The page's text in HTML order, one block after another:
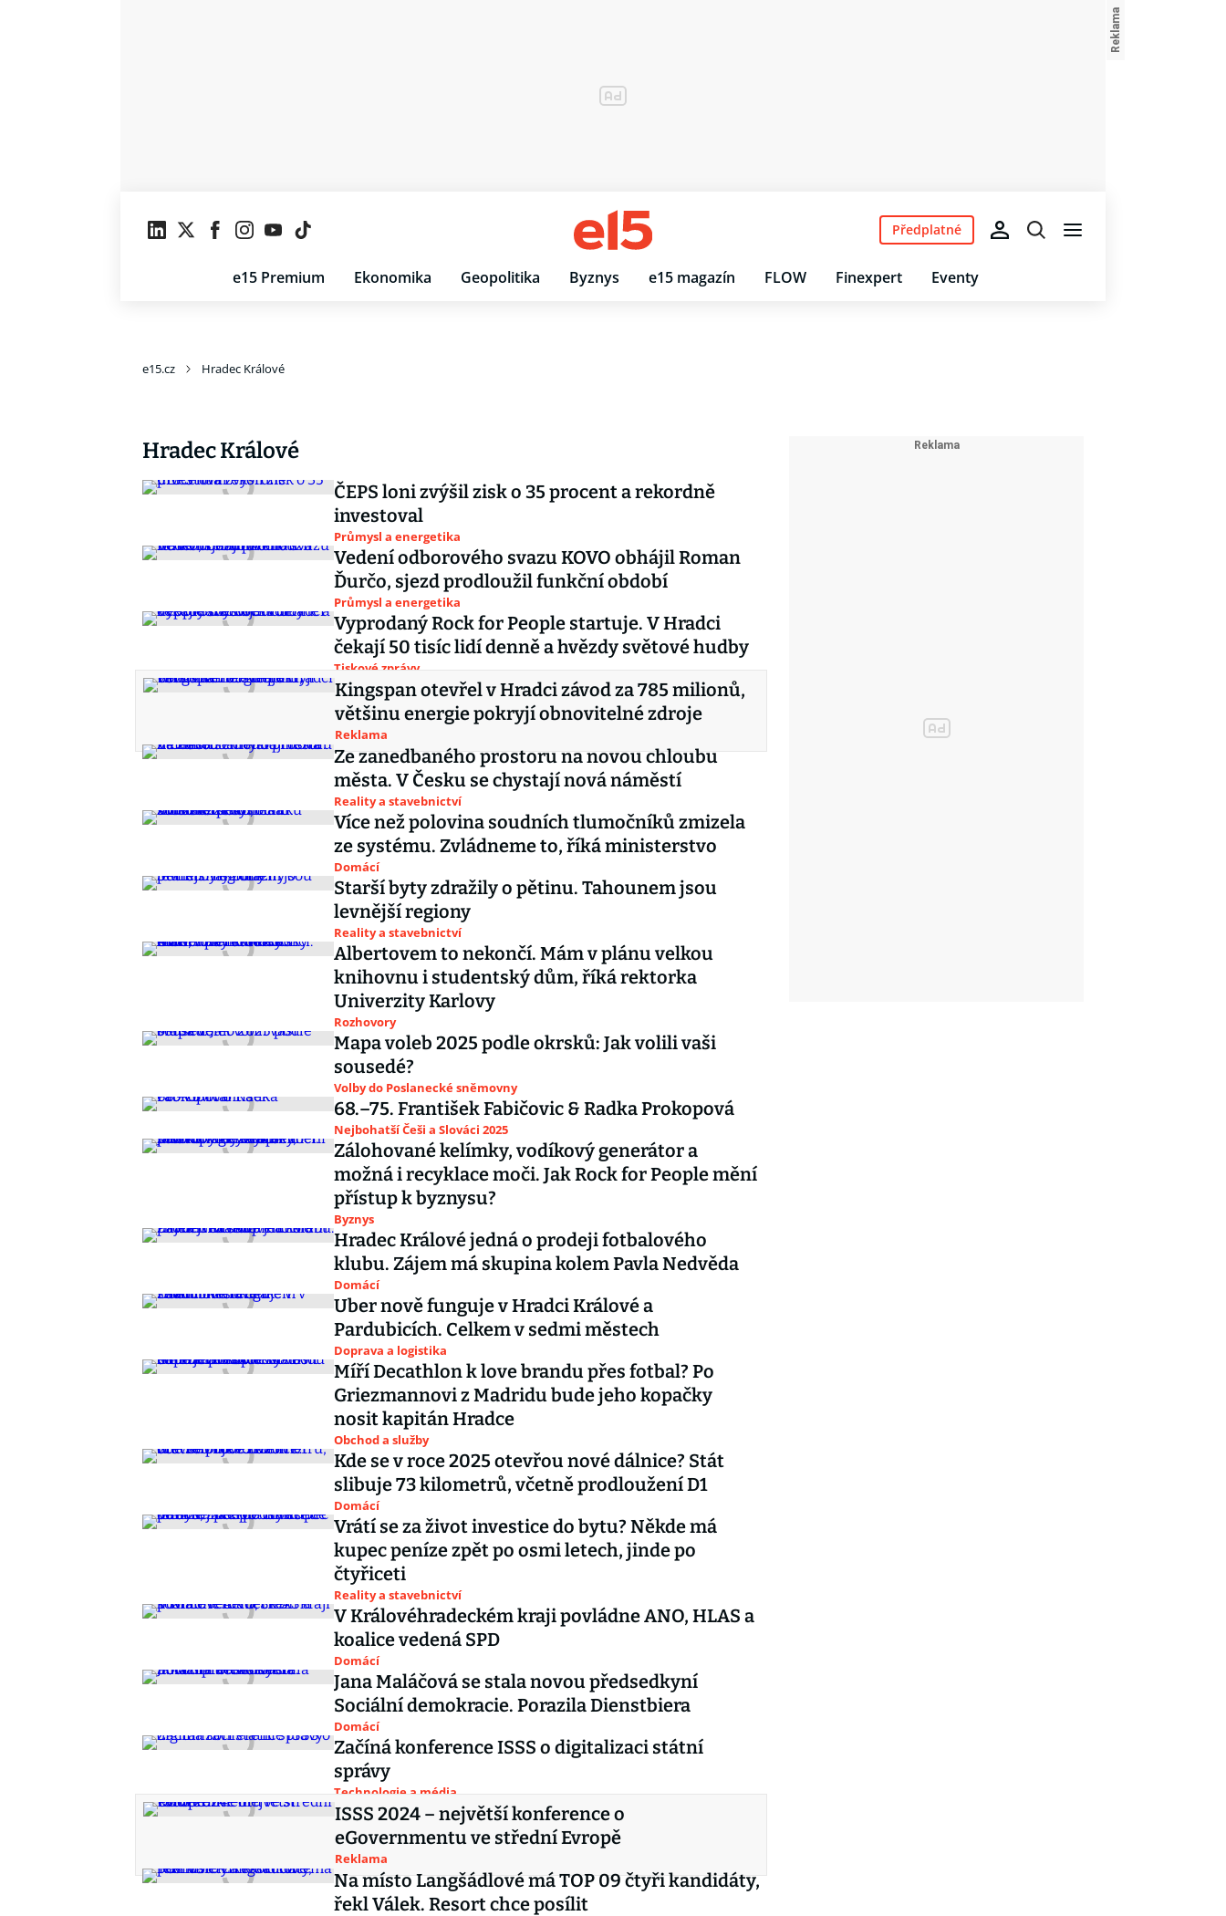
e15 Premium Ekonomika Geopolitika Byznys e15 magazín FLOW Finexpert Eventy
Předplatné
e15.cz Hradec Králové
Hradec Králové
ČEPS loni zvýšil zisk o 35 procent a rekordně
investoval
Průmysl a energetika
Vedení odborového svazu KOVO obhájil Roman
Ďurčo, sjezd prodloužil funkční období
Průmysl a energetika
Vyprodaný Rock for People startuje. V Hradci
čekají 50 tisíc lidí denně a hvězdy světové hudby
Tiskové zprávy
Kingspan otevřel v Hradci závod za 785 milionů,
většinu energie pokryjí obnovitelné zdroje
Reklama
Ze zanedbaného prostoru na novou chloubu
města. V Česku se chystají nová náměstí
Reality a stavebnictví
Více než polovina soudních tlumočníků zmizela
ze systému. Zvládneme to, říká ministerstvo
Domácí
Starší byty zdražily o pětinu. Tahounem jsou
levnější regiony
Reality a stavebnictví
Albertovem to nekončí. Mám v plánu velkou
knihovnu i studentský dům, říká rektorka
Univerzity Karlovy
Rozhovory
Mapa voleb 2025 podle okrsků: Jak volili vaši
sousedé?
Volby do Poslanecké sněmovny
68.–75. František Fabičovic & Radka Prokopová
Nejbohatší Češi a Slováci 2025
Zálohované kelímky, vodíkový generátor a
možná i recyklace moči. Jak Rock for People mění
přístup k byznysu?
Byznys
Hradec Králové jedná o prodeji fotbalového
klubu. Zájem má skupina kolem Pavla Nedvěda
Domácí
Uber nově funguje v Hradci Králové a
Pardubicích. Celkem v sedmi městech
Doprava a logistika
Míří Decathlon k love brandu přes fotbal? Po
Griezmannovi z Madridu bude jeho kopačky
nosit kapitán Hradce
Obchod a služby
Kde se v roce 2025 otevřou nové dálnice? Stát
slibuje 73 kilometrů, včetně prodloužení D1
Domácí
Vrátí se za život investice do bytu? Někde má
kupec peníze zpět po osmi letech, jinde po
čtyřiceti
Reality a stavebnictví
V Královéhradeckém kraji povládne ANO, HLAS a
koalice vedená SPD
Domácí
Jana Maláčová se stala novou předsedkyní
Sociální demokracie. Porazila Dienstbiera
Domácí
Začíná konference ISSS o digitalizaci státní
správy
Technologie a média
ISSS 2024 – největší konference o
eGovernmentu ve střední Evropě
Reklama
Na místo Langšádlové má TOP 09 čtyři kandidáty,
řekl Válek. Resort chce posílit